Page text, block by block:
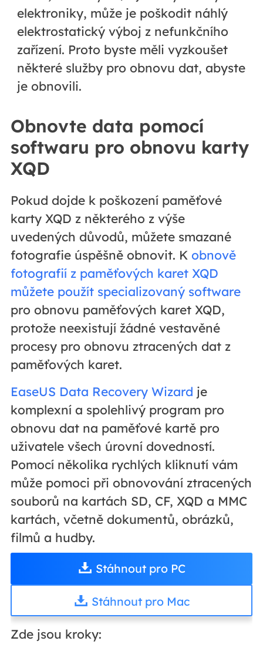
elektroniky, může je poškodit náhlý
elektrostatický výboj z nefunkčního
zařízení. Proto byste měli vyzkoušet
některé služby pro obnovu dat, abyste
je obnovili.
Obnovte data pomocí
softwaru pro obnovu karty
XQD
Pokud dojde k poškození paměťové
karty XQD z některého z výše
uvedených důvodů, můžete smazané
fotografie úspěšně obnovit. K obnově
fotografií z paměťových karet XQD
můžete použít specializovaný software
pro obnovu paměťových karet XQD,
protože neexistují žádné vestavěné
procesy pro obnovu ztracených dat z
paměťových karet.
EaseUS Data Recovery Wizard je
komplexní a spolehlivý program pro
obnovu dat na paměťové kartě pro
uživatele všech úrovní dovedností.
Pomocí několika rychlých kliknutí vám
může pomoci při obnovování ztracených
souborů na kartách SD, CF, XQD a MMC
kartách, včetně dokumentů, obrázků,
filmů a hudby.
Stáhnout pro PC
Stáhnout pro Mac
Zde jsou kroky: